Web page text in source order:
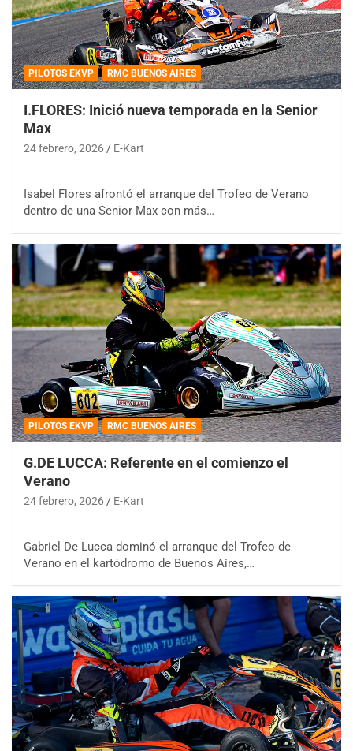
PILOTOS EKVP RMC BUENOS AIRES
I.FLORES: Inició nueva temporada en la Senior
Max
24 febrero, 2026 E-Kart
Isabel Flores afrontó el arranque del Trofeo de Verano
dentro de una Senior Max con más…
PILOTOS EKVP RMC BUENOS AIRES
G.DE LUCCA: Referente en el comienzo el
Verano
24 febrero, 2026 E-Kart
Gabriel De Lucca dominó el arranque del Trofeo de
Verano en el kartódromo de Buenos Aires,…